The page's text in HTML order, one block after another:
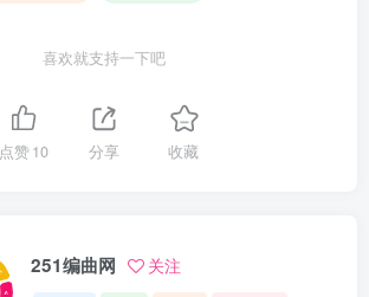
喜欢就支持一下吧
点赞10 分享 收藏
251编曲网 关注